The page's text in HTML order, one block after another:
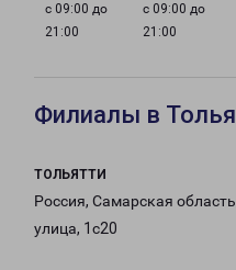
с 09:00 до
21:00
с 09:00 до
21:00
Филиалы в
ТОЛЬЯТТИ
Россия, Самарская
улица, 1с20